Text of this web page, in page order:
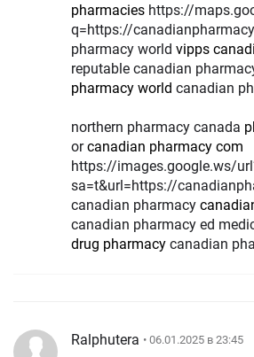
pharmacies
q=https://
pharmacy world vipps
reputable canadian
pharmacy world canadian
northern pharmacy canada
orcanadian pharmacy com
https://images.google.ws/
sa=t&url=https://
canadian pharmacy
canadian pharmacy ed
drug pharmacy canadian
Ralphutera • 06.01.2025 в 23:45